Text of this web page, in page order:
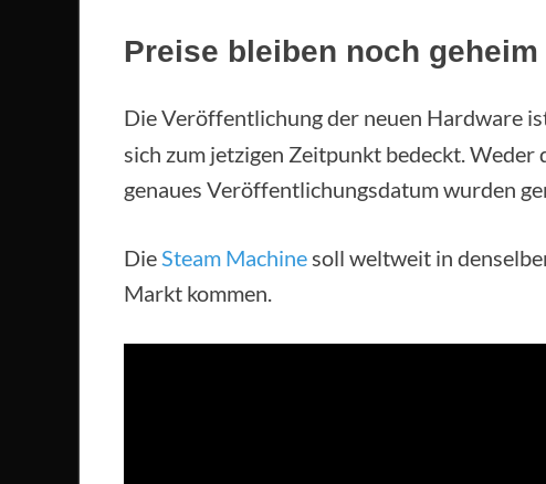
Preise bleiben noch geheim
Die Veröffentlichung der neuen Hardware
sich zum jetzigen Zeitpunkt bedeckt. Weder
genaues Veröffentlichungsdatum wurden
DieSteam Machinesoll weltweit in
Markt kommen.